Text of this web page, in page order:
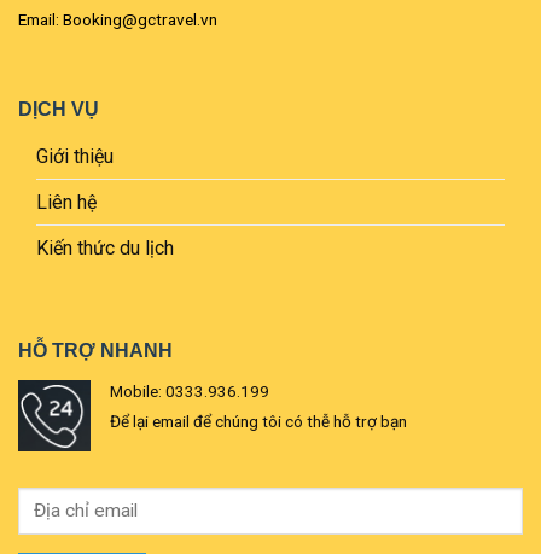
Email: Booking@gctravel.vn
DỊCH VỤ
Giới thiệu
Liên hệ
Kiến thức du lịch
HỖ TRỢ NHANH
Mobile: 0333.936.199
Để lại email để chúng tôi có thễ hỗ trợ bạn